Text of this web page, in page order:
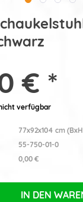
€ *
verfügbar
77x92x104 cm
55-750-01-0
0,00 €
IN DEN